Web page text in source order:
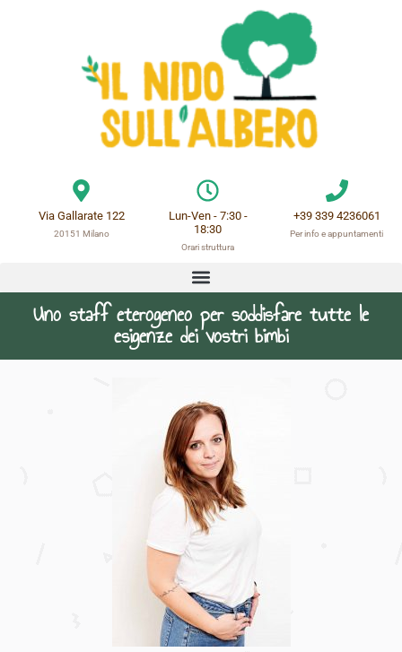
Via Gallarate 122
20151 Milano
Lun-Ven - 7:30 -
18:30
Orari struttura
+39 339 4236061
Per info e appuntamenti
Il Nostro Staff
Uno staff eterogeneo per soddisfare tutte le
esigenze dei vostri bimbi